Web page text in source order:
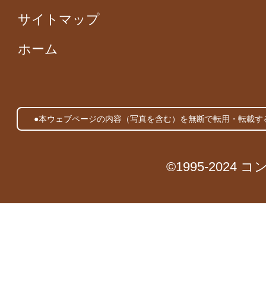
サイトマップ
ホーム
●本ウェブページの内容（写真を含む）を無断で転用・転載
©1995-2024 コ